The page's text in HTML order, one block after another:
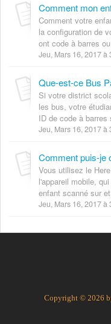
Comment mon
Comment votre
la configuration de
ont code à barres
Jeu, Mars 16, 2017 à
Que-est-ce Bus
Si votre district
les bus, votre
ID de code à barres
Jeu, Mars 16, 2017 à
Vous utilisez le
l'appareil mobile,
enfant scanné sur
Jeu, Mars 16, 2017 à
Copyright © 2026